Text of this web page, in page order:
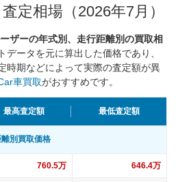
定相場（2026年7月）
ザーの年式別、走行距離別の買取相
データを元に算出した価格であり、
時期などによって実際の査定額が異
車買取がおすすめです。
最高査定額 最低査定額
別買取価格
760.5万 646.4万